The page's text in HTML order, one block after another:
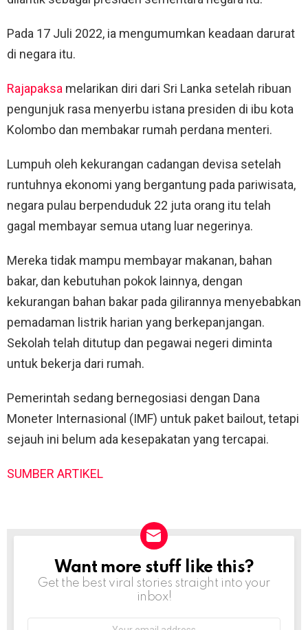
Pada 17 Juli 2022, ia mengumumkan keadaan darurat
di negara itu.
Rajapaksa melarikan diri dari Sri Lanka setelah ribuan
pengunjuk rasa menyerbu istana presiden di ibu kota
Kolombo dan membakar rumah perdana menteri.
Lumpuh oleh kekurangan cadangan devisa setelah
runtuhnya ekonomi yang bergantung pada pariwisata,
negara pulau berpenduduk 22 juta orang itu telah
gagal membayar semua utang luar negerinya.
Mereka tidak mampu membayar makanan, bahan
bakar, dan kebutuhan pokok lainnya, dengan
kekurangan bahan bakar pada gilirannya menyebabkan
pemadaman listrik harian yang berkepanjangan.
Sekolah telah ditutup dan pegawai negeri diminta
untuk bekerja dari rumah.
Pemerintah sedang bernegosiasi dengan Dana
Moneter Internasional (IMF) untuk paket bailout, tetapi
sejauh ini belum ada kesepakatan yang tercapai.
SUMBER ARTIKEL
NEWSLETTER
Want more stuff like this?
Get the best viral stories straight into your
inbox!